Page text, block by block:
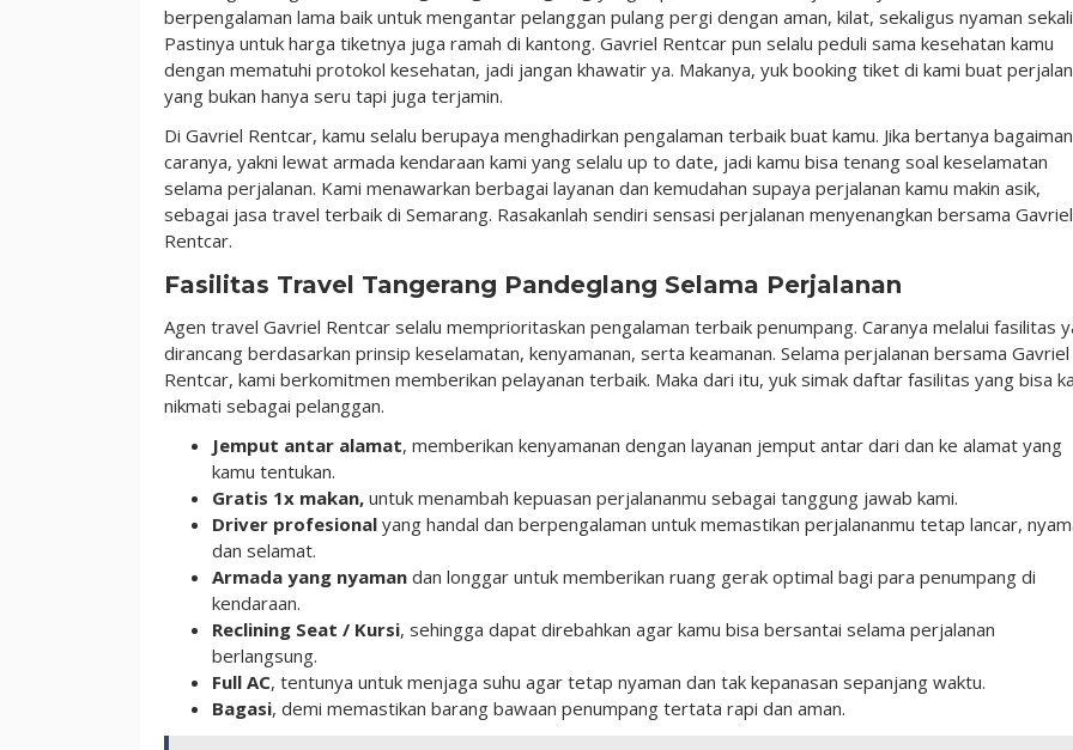
berpengalaman lama baik untuk mengantar pelanggan pulang pergi dengan aman, kilat, sekaligus nyaman
Pastinya untuk harga tiketnya juga ramah di kantong. Gavriel Rentcar pun selalu peduli sama kesehatan kamu
dengan mematuhi protokol kesehatan, jadi jangan khawatir ya. Makanya, yuk booking tiket di kami buat
yang bukan hanya seru tapi juga terjamin.
Di Gavriel Rentcar, kamu selalu berupaya menghadirkan pengalaman terbaik buat kamu. Jika bertanya
caranya, yakni lewat armada kendaraan kami yang selalu up to date, jadi kamu bisa tenang soal keselamatan
selama perjalanan. Kami menawarkan berbagai layanan dan kemudahan supaya perjalanan kamu makin asik,
sebagai jasa travel terbaik di Semarang. Rasakanlah sendiri sensasi perjalanan menyenangkan bersama Gavriel
Rentcar.
Fasilitas Travel Tangerang Pandeglang Selama Perjalanan
Agen travel Gavriel Rentcar selalu memprioritaskan pengalaman terbaik penumpang. Caranya melalui fasilitas
dirancang berdasarkan prinsip keselamatan, kenyamanan, serta keamanan. Selama perjalanan bersama Gavriel
Rentcar, kami berkomitmen memberikan pelayanan terbaik. Maka dari itu, yuk simak daftar fasilitas yang bisa
nikmati sebagai pelanggan.
Jemput antar alamat, memberikan kenyamanan dengan layanan jemput antar dari dan ke alamat yang
kamu tentukan.
Gratis 1x makan, untuk menambah kepuasan perjalananmu sebagai tanggung jawab kami.
Driver profesional yang handal dan berpengalaman untuk memastikan perjalananmu tetap lancar,
dan selamat.
Armada yang nyaman dan longgar untuk memberikan ruang gerak optimal bagi para penumpang di
kendaraan.
Reclining Seat / Kursi, sehingga dapat direbahkan agar kamu bisa bersantai selama perjalanan
berlangsung.
Full AC, tentunya untuk menjaga suhu agar tetap nyaman dan tak kepanasan sepanjang waktu.
Bagasi, demi memastikan barang bawaan penumpang tertata rapi dan aman.